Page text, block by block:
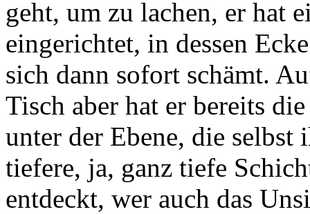
geht, um zu lachen, er hat
eingerichtet, in dessen
sich dann sofort schämt.
Tisch aber hat er bereits
unter der Ebene, die
tiefere, ja, ganz tiefe
entdeckt, wer auch das